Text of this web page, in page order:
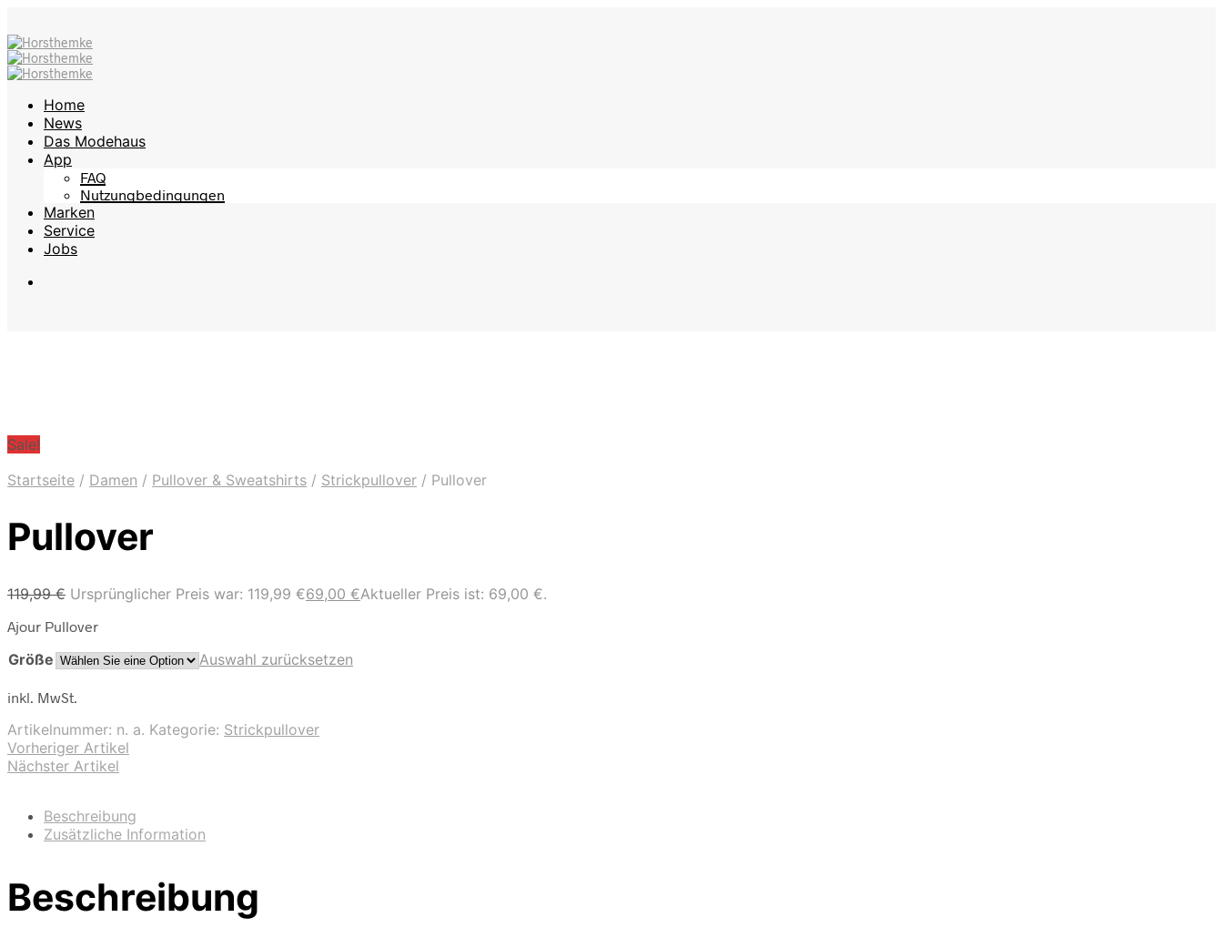
Home
News
Das Modehaus
App
FAQ
Nutzungbedingungen
Marken
Service
Jobs
Sale!
Startseite / Damen / Pullover & Sweatshirts / Strickpullover / Pullover
Pullover
119,99€ Ursprünglicher Preis war: 119,99 €69,00 €Aktueller Preis ist: 69,00 €.
Ajour Pullover
Größe Auswahl zurücksetzen
inkl. MwSt.
Artikelnummer: n. a. Kategorie: Strickpullover
Vorheriger Artikel
Nächster Artikel
Beschreibung
Zusätzliche Information
Beschreibung